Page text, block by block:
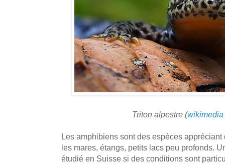
Triton alpestre (
Les amphibiens sont des espèces
les mares, étangs, petits lacs peu profonds.
étudié en Suisse si des conditions sont